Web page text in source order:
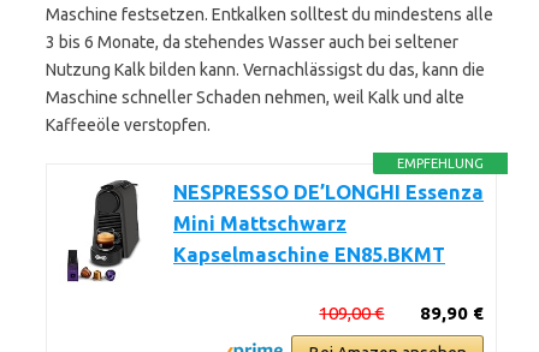
Maschine festsetzen. Entkalken solltest du mindestens alle
3 bis 6 Monate, da stehendes Wasser auch bei seltener
Nutzung Kalk bilden kann. Vernachlässigst du das, kann die
Maschine schneller Schaden nehmen, weil Kalk und alte
Kaffeeöle verstopfen.
EMPFEHLUNG
NESPRESSO DE’LONGHI Essenza
Mini Mattschwarz
Kapselmaschine EN85.BKMT
89,90 €
109,00 €